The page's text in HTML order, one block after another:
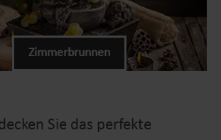
Zimmerbrunnen
Sie das perfekte